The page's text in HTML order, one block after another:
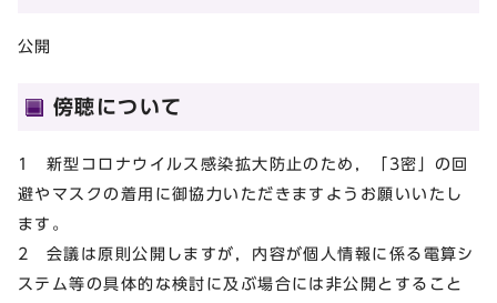
公開
傍聴について
1 新型コロナウイルス感染拡大防止のため，「3密」の回
避やマスクの着用に御協力いただきますようお願いいたし
ます。
2 会議は原則公開しますが，内容が個人情報に係る電算シ
ステム等の具体的な検討に及ぶ場合には非公開とすること